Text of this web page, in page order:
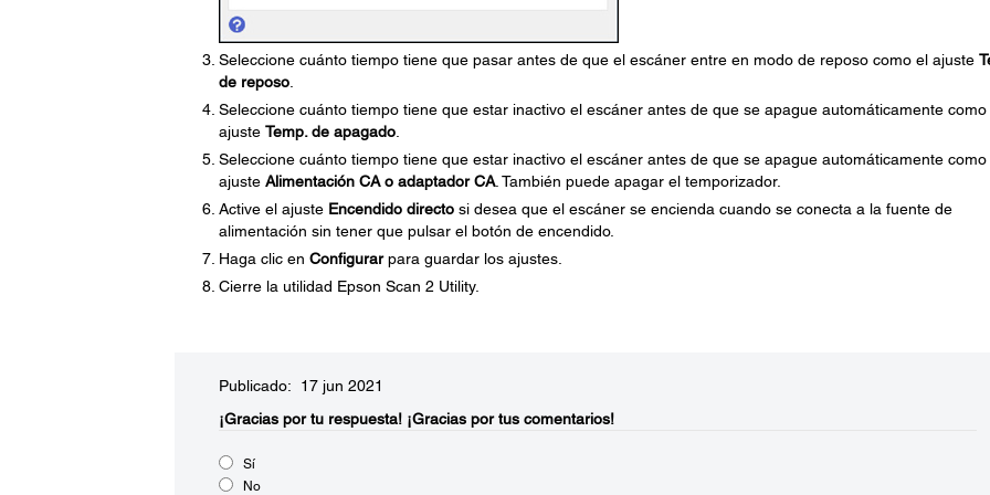
Seleccione cuánto tiempo tiene que pasar antes de que el escáner entre en modo de reposo como el ajuste
de reposo.
Seleccione cuánto tiempo tiene que estar inactivo el escáner antes de que se apague automáticamente como
ajuste Temp. de apagado.
Seleccione cuánto tiempo tiene que estar inactivo el escáner antes de que se apague automáticamente como
ajuste Alimentación CA o adaptador CA. También puede apagar el temporizador.
Active el ajuste Encendido directosi desea que el escáner se encienda cuando se conecta a la fuente de
alimentación sin tener que pulsar el botón de encendido.
Haga clic en Configurarpara guardar los ajustes.
Cierre la utilidad Epson Scan 2 Utility.
Publicado: 17 jun 2021
¡Gracias por tu respuesta! ¡Gracias por tus comentarios!
Sí
No